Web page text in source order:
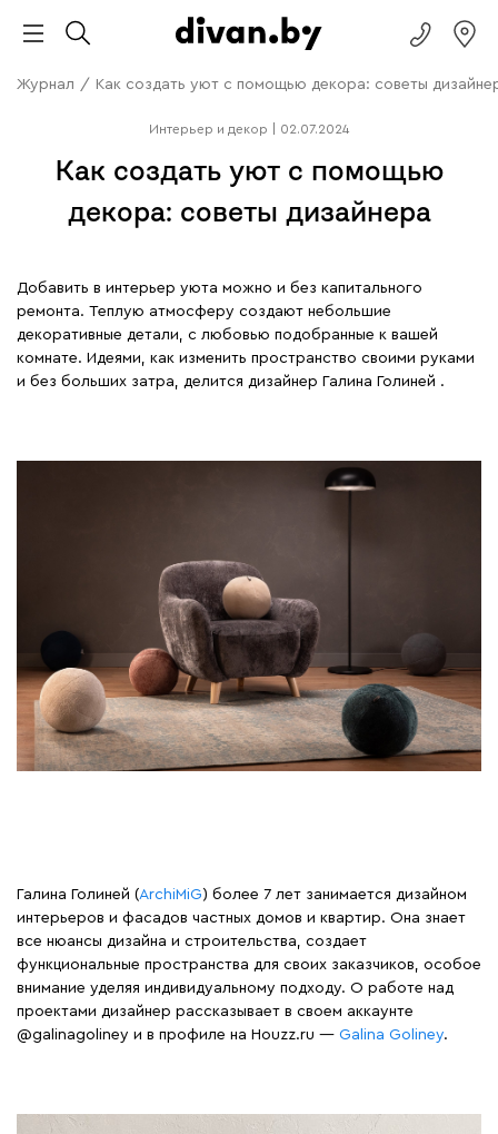
Журнал / Как создать уют с помощью декора: советы
Интерьер и декор 02.07.2024
Как создать уют с помощью
декора: советы дизайнера
Добавить в интерьер уюта можно и без капитального
ремонта. Теплую атмосферу создают небольшие
декоративные детали, с любовью подобранные к вашей
комнате. Идеями, как изменить пространство своими руками
и без больших затра, делится дизайнер Галина Голиней .
Галина Голиней (ArchiMiG) более 7 лет занимается дизайном
интерьеров и фасадов частных домов и квартир. Она знает
все нюансы дизайна и строительства, создает
функциональные пространства для своих заказчиков, особое
внимание уделяя индивидуальному подходу. О работе над
проектами дизайнер рассказывает в своем аккаунте
@galinagoliney и в профиле на Houzz.ru — Galina Goliney.